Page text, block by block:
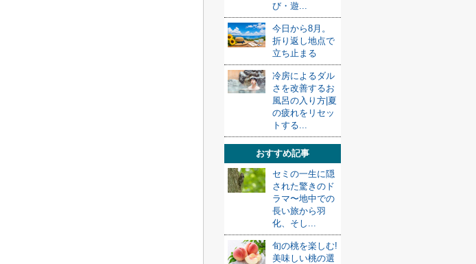
び・遊...
今日から8月。
折り返し地点で
立ち止まる
冷房によるダル
さを改善するお
風呂の入り方|夏
の疲れをリセッ
トする...
おすすめ記事
セミの一生に隠
された驚きのド
ラマ〜地中での
長い旅から羽
化、そし...
旬の桃を楽しむ!
美味しい桃の選